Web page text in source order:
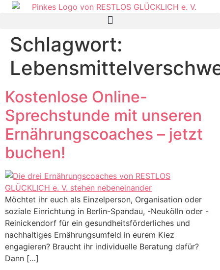
Schlagwort:
Kostenlose Online-
Sprechstunde mit unseren
Ernährungscoaches – jetzt
buchen!
Möchtet ihr euch als Einzelperson, Organisation oder
soziale Einrichtung in Berlin-Spandau, -Neukölln oder -
Reinickendorf für ein gesundheitsförderliches und
nachhaltiges Ernährungsumfeld in eurem Kiez
engagieren? Braucht ihr individuelle Beratung dafür?
Dann […]